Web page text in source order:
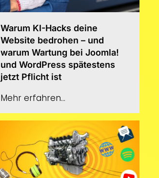
Warum KI-Hacks deine
Website bedrohen – und
warum Wartung bei Joomla!
und WordPress spätestens
jetzt Pflicht ist
Mehr erfahren...